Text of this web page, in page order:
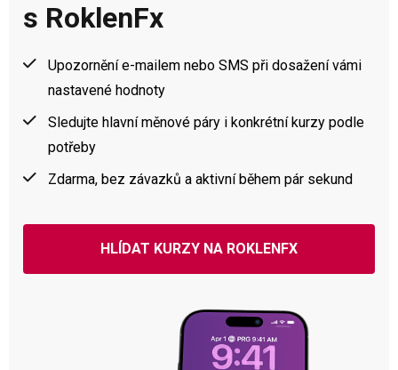
s RoklenFx
Upozornění e-mailem nebo SMS při dosažení vámi
nastavené hodnoty
Sledujte hlavní měnové páry i konkrétní kurzy podle
potřeby
Zdarma, bez závazků a aktivní během pár sekund
HLÍDAT KURZY NA ROKLENFX